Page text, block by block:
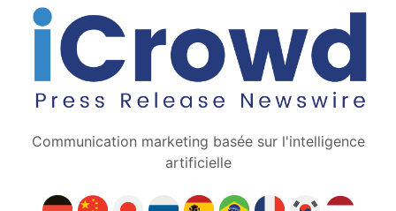
Communication marketing basée sur l'intelligence
artificielle